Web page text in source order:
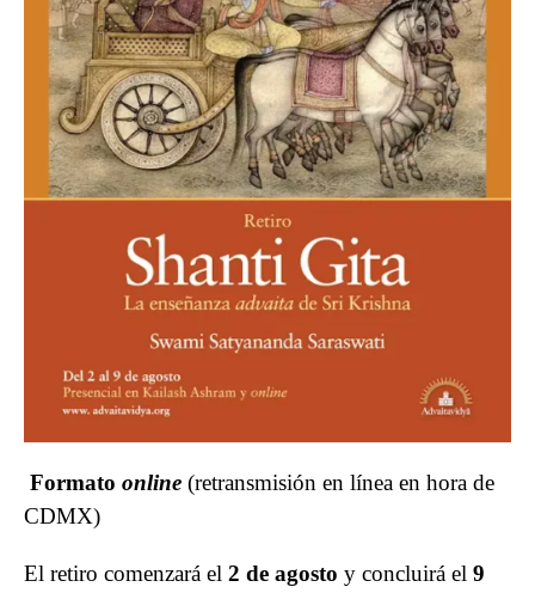
Formato online (retransmisión en línea en hora de
CDMX)
El retiro comenzará el 2 de agosto y concluirá el 9